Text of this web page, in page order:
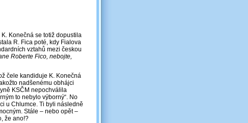
Konečná se totiž dopustila
R. Fica poté, kdy Fialova
vztahů mezi českou
Roberte Fico, nebojte,
čele kandiduje K. Konečná
nadšenému obhájci
KSČM nepochválila
to nebylo výborný“. No
u Chlumce. Ti byli následně
Stále – nebo opět –
že ano!?